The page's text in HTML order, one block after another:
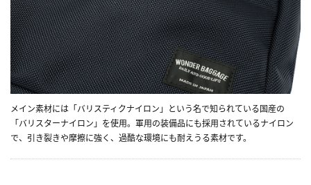
メイン素材には「バリスティクナイロン」という名で知られている国産の
「バリスターナイロン」を使用。軍用の装備品にも採用されているナイロン
で、引き裂きや摩擦に強く、過酷な環境にも耐えうる素材です。